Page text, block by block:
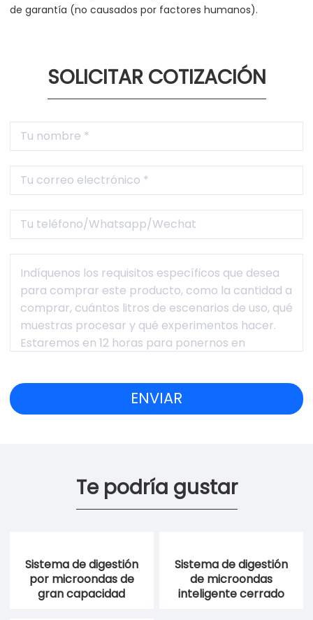
de garantía (no causados por factores humanos).
SOLICITAR COTIZACIÓN
Te podría gustar
Sistema de digestión
por microondas de
gran capacidad
Sistema de digestión
de microondas
inteligente cerrado